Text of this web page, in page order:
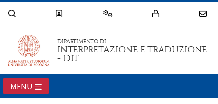
DIPARTIMENTO DI
INTERPRETAZIONE E TRADUZIONE
- DIT
MENU